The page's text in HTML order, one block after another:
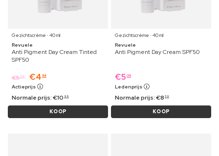
Gezichtscrème ⋅ 40 ml
Revuele
Anti Pigment Day Cream Tinted
SPF50
€509 €4 94
Actieprijs
Normale prijs:€10 99
KOOP
Gezichtscrème ⋅ 40 ml
Revuele
Anti Pigment Day Cream SPF50
€5 09
Ledenprijs
Normale prijs:€8 39
KOOP